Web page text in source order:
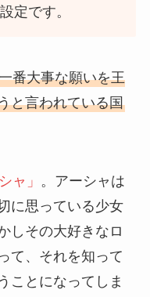
定です。
番大事な願いを王
と言われている国
ャ」 。アーシャは
に思っている少女
しその大好きなロ
て、それを知って
ことになってしま